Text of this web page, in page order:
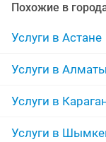
укладка ламината
долг
ремонт ванной
кухни на заказ
Похожие в
Услуги в Астане
Услуги в Алматы
Услуги в
Услуги в